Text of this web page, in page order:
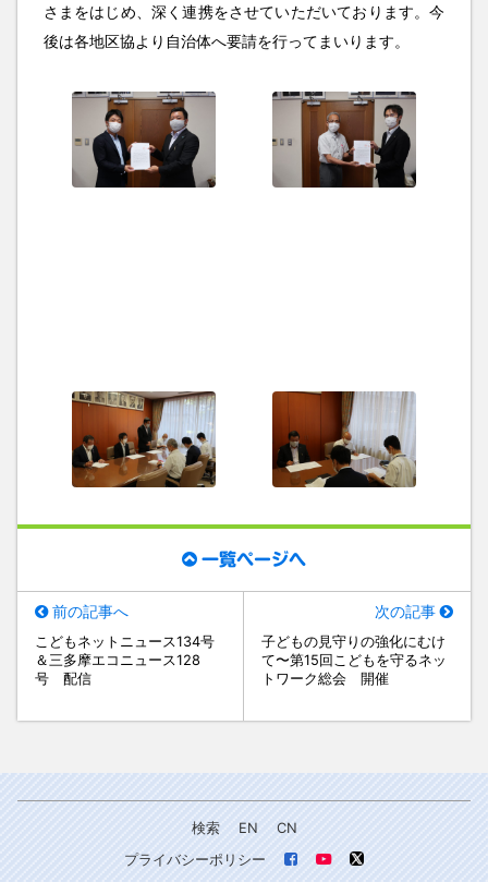
さまをはじめ、深く連携をさせていただいております。今
後は各地区協より自治体へ要請を行ってまいります。
一覧ページへ
前の記事へ
こどもネットニュース134号
＆三多摩エコニュース128
号 配信
次の記事
子どもの見守りの強化にむけ
て〜第15回こどもを守るネッ
トワーク総会 開催
検索 EN
CN
プライバシーポリシー